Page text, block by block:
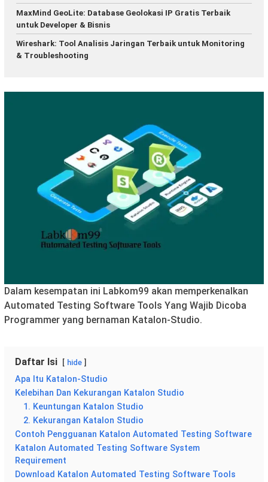
MaxMind GeoLite: Database Geolokasi IP Gratis Terbaik
untuk Developer & Bisnis
Wireshark: Tool Analisis Jaringan Terbaik untuk Monitoring
& Troubleshooting
Dalam kesempatan ini Labkom99 akan memperkenalkan
Automated Testing Software Tools Yang Wajib Dicoba
Programmer yang bernaman Katalon-Studio.
Daftar Isi hide
Apa Itu Katalon-Studio
Kelebihan Dan Kekurangan Katalon Studio
1. Keuntungan Katalon Studio
2. Kekurangan Katalon Studio
Contoh Pengguanan Katalon Automated Testing Software
Katalon Automated Testing Software System
Requirement
Download Katalon Automated Testing Software Tools